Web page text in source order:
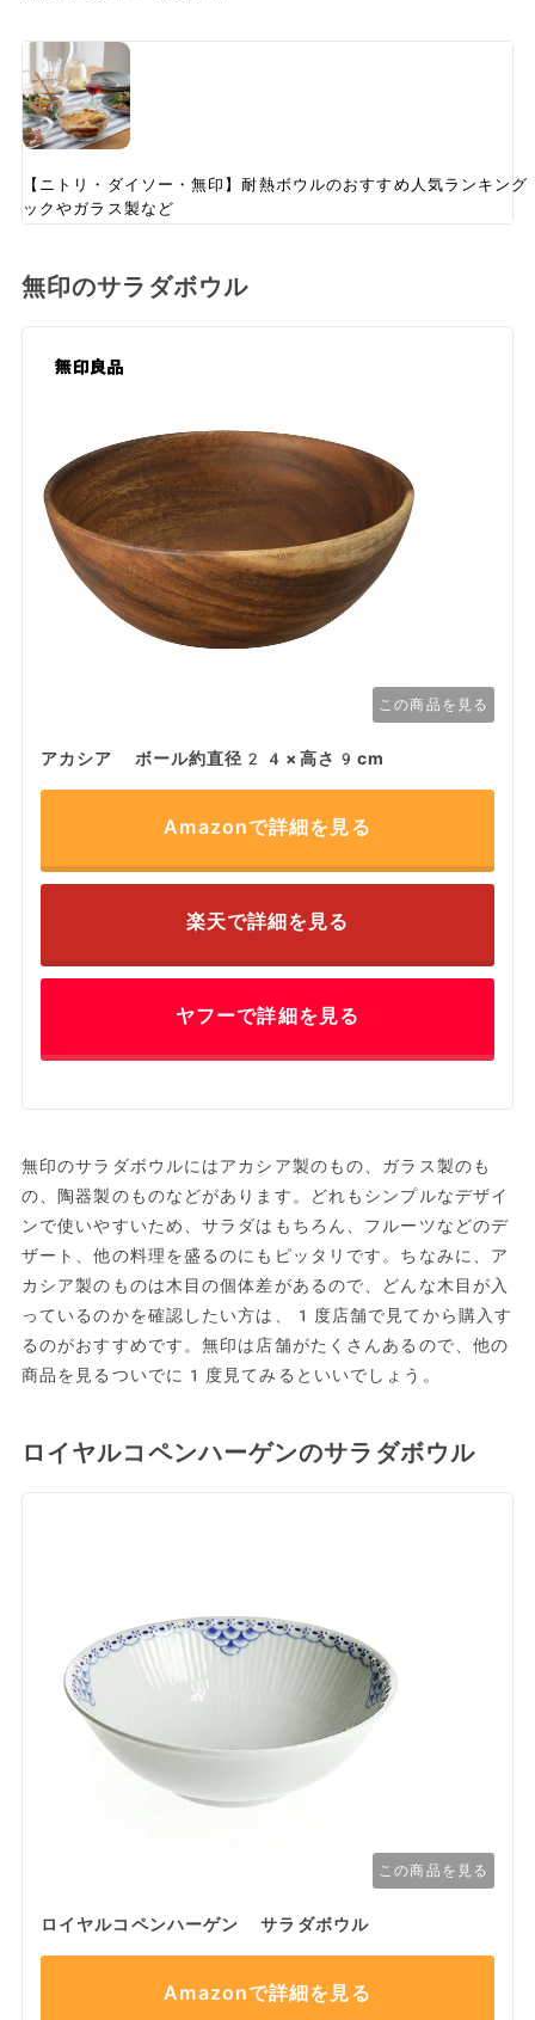
【ニトリ・ダイソー・無印】耐熱ボウルのおすすめ人気ランキ
ックやガラス製など
無印のサラダボウル
この商品を見る
アカシア ボール約直径24×高さ9cm
Amazonで詳細を見る
楽天で詳細を見る
ヤフーで詳細を見る
無印のサラダボウルにはアカシア製のもの、ガラス製のも
の、陶器製のものなどがあります。どれもシンプルなデザイ
ンで使いやすいため、サラダはもちろん、フルーツなどのデ
ザート、他の料理を盛るのにもピッタリです。ちなみに、ア
カシア製のものは木目の個体差があるので、どんな木目が入
っているのかを確認したい方は、1度店舗で見てから購入す
るのがおすすめです。無印は店舗がたくさんあるので、他の
商品を見るついでに1度見てみるといいでしょう。
ロイヤルコペンハーゲンのサラダボウル
この商品を見る
ロイヤルコペンハーゲン サラダボウル
Amazonで詳細を見る